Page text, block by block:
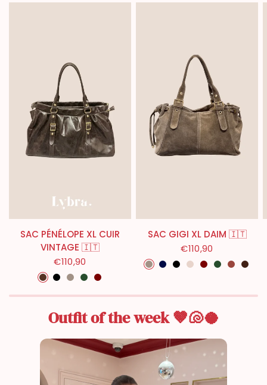
SAC PÉNÉLOPE XL CUIR
VINTAGE 🇮🇹
€110,90
Marron
NoirTaupe
KakiBordeaux
SAC GIGI XL DAIM 🇮🇹
€110,90
Taupe
Bleu Marine
NoirBeigeBordeaux
Kaki
Outfit of the week 🤎🐚🥥